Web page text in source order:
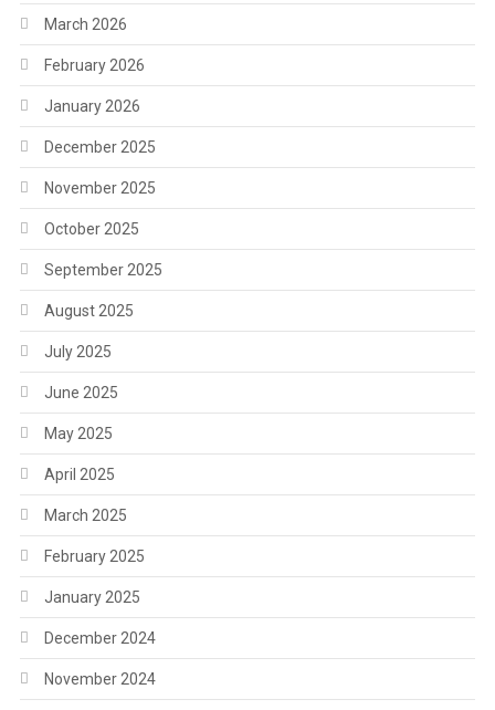
March 2026
February 2026
January 2026
December 2025
November 2025
October 2025
September 2025
August 2025
July 2025
June 2025
May 2025
April 2025
March 2025
February 2025
January 2025
December 2024
November 2024